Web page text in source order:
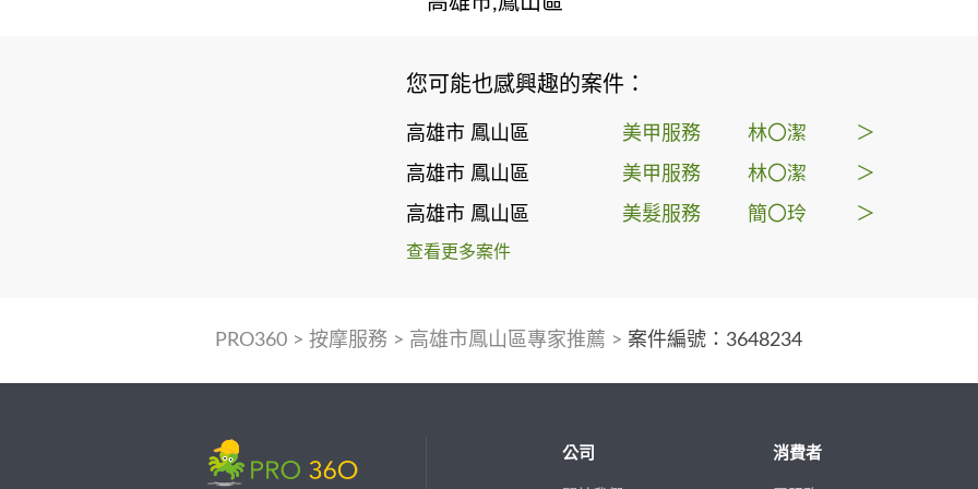
您可能也感興趣的案件：
高雄市 鳳山區 美甲服務 林〇潔 ＞
高雄市 鳳山區 美甲服務 林〇潔 ＞
高雄市 鳳山區 美髮服務 簡〇玲 ＞
查看更多案件
PRO360> 按摩服務 > 高雄市鳳山區專家推薦 > 案件編號：3648234
公司 消費者